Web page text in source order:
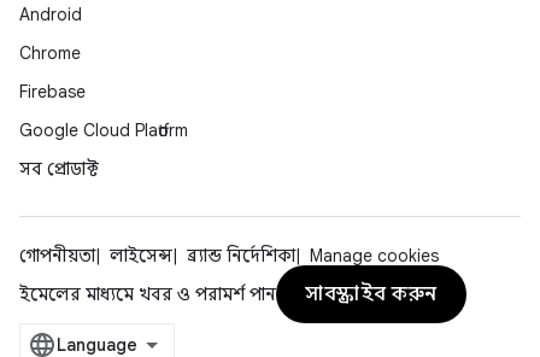
Android
Chrome
Firebase
Google Cloud Platform
সব প্রোডাক্ট
গোপনীয়তা লাইসেন্স ব্র্যান্ড নির্দেশিকা
Manage cookies
ইমেলের মাধ্যমে খবর ও পরামর্শ পান
সাবস্ক্রাইব করুন